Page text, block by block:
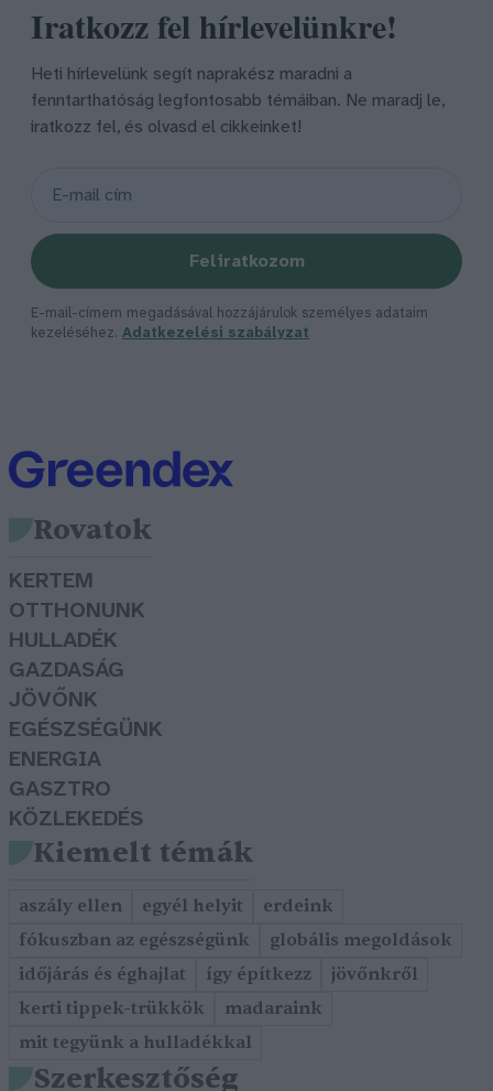
Iratkozz fel hírlevelünkre!
Heti hírlevelünk segít naprakész maradni a
fenntarthatóság legfontosabb témáiban. Ne maradj le,
iratkozz fel, és olvasd el cikkeinket!
Feliratkozom
E-mail-címem megadásával hozzájárulok személyes adataim
kezeléséhez. Adatkezelési szabályzat
Rovatok
KERTEM
OTTHONUNK
HULLADÉK
GAZDASÁG
JÖVŐNK
EGÉSZSÉGÜNK
ENERGIA
GASZTRO
KÖZLEKEDÉS
Kiemelt témák
aszály ellen egyél helyit
erdeink
fókuszban az egészségünk
globális megoldások
időjárás és éghajlat
így építkezz
jövőnkről
kerti tippek-trükkök
madaraink
mit tegyünk a hulladékkal
Szerkesztőség